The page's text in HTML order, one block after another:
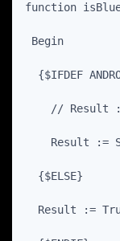
function
Begin
{$IFDEF
// Result
Result :=
  {$ELSE}
Result :=